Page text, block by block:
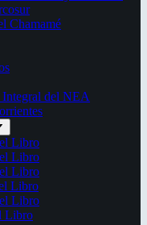
Chamamé
Integral del NEA
Libro
Libro
Libro
Libro
Libro
Libro